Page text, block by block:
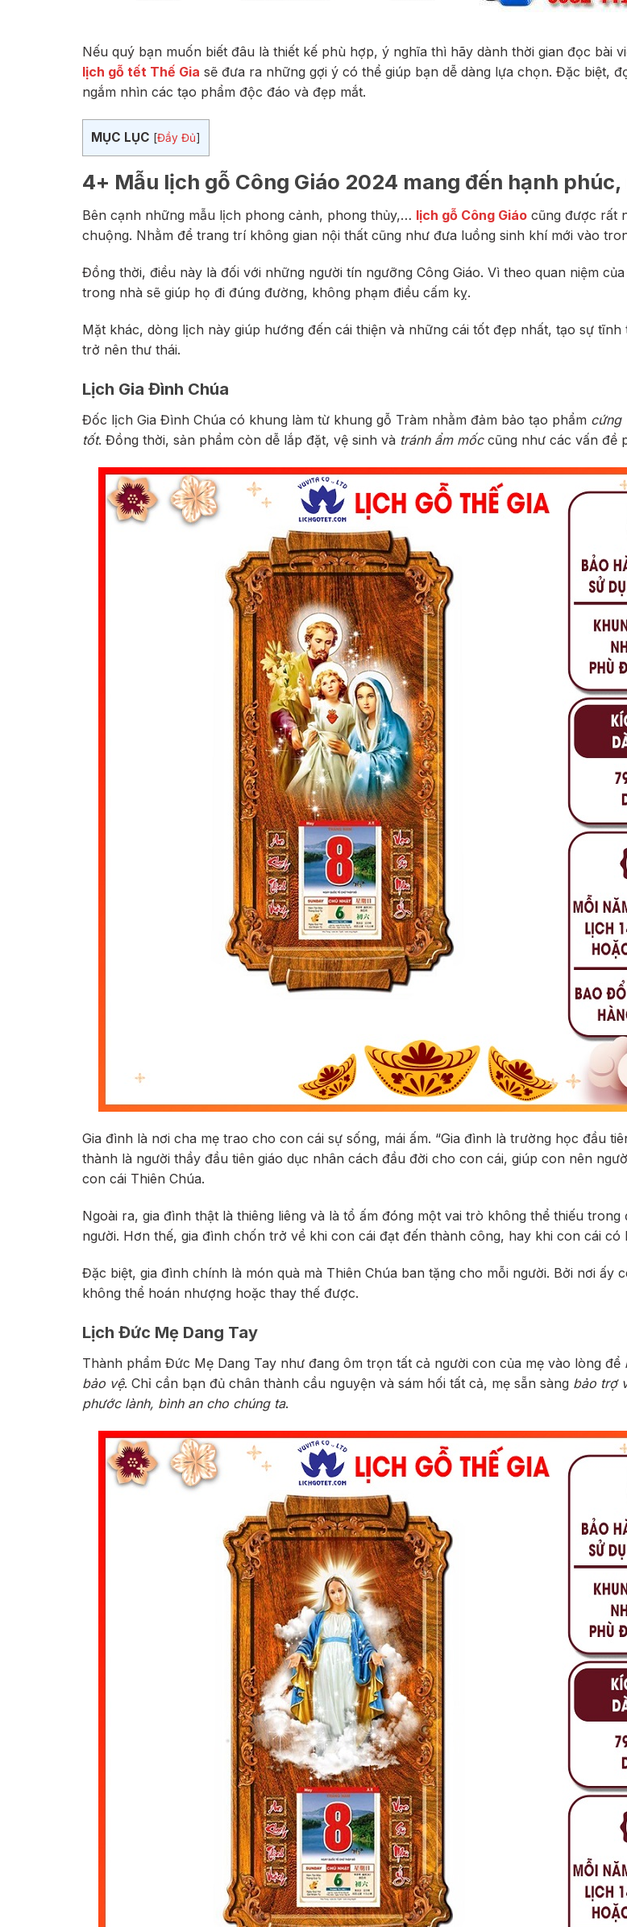
Nếu quý bạn muốn biết đâu là thiết kế phù hợp, ý nghĩa thì hãy dành thời gian đọc bài
lịch gỗ tết Thế Gia sẽ đưa ra những gợi ý có thể giúp bạn dễ dàng lựa chọn. Đặc biệt,
ngắm nhìn các tạo phẩm độc đáo và đẹp mắt.
MỤC LỤC [Đầy Đủ]
4+ Mẫu lịch gỗ Công Giáo 2024 mang đến hạnh phúc,
Bên cạnh những mẫu lịch phong cảnh, phong thủy,… lịch gỗ Công Giáo cũng được rất
chuộng. Nhằm để trang trí không gian nội thất cũng như đưa luồng sinh khí mới vào
Đồng thời, điều này là đối với những người tín ngưỡng Công Giáo. Vì theo quan niệm
trong nhà sẽ giúp họ đi đúng đường, không phạm điều cấm kỵ.
Mặt khác, dòng lịch này giúp hướng đến cái thiện và những cái tốt đẹp nhất, tạo sự tĩnh
trở nên thư thái.
Lịch Gia Đình Chúa
Đốc lịch Gia Đình Chúa có khung làm từ khung gỗ Tràm nhằm đảm bảo tạo phẩm cứng
tốt. Đồng thời, sản phẩm còn dễ lắp đặt, vệ sinh và tránh ẩm mốccũng như các vấn đề
Gia đình là nơi cha mẹ trao cho con cái sự sống, mái ấm. “Gia đình là trường học đầu
thành là người thầy đầu tiên giáo dục nhân cách đầu đời cho con cái, giúp con nên
con cái Thiên Chúa.
Ngoài ra, gia đình thật là thiêng liêng và là tổ ấm đóng một vai trò không thể thiếu trong
người. Hơn thế, gia đình chốn trở về khi con cái đạt đến thành công, hay khi con cái có
Đặc biệt, gia đình chính là món quà mà Thiên Chúa ban tặng cho mỗi người. Bởi nơi ấy
không thể hoán nhượng hoặc thay thế được.
Lịch Đức Mẹ Dang Tay
Thành phẩm Đức Mẹ Dang Tay như đang ôm trọn tất cả người con của mẹ vào lòng để
bảo vệ. Chỉ cần bạn đủ chân thành cầu nguyện và sám hối tất cả, mẹ sẵn sàng bảo trợ
phước lành, bình an cho chúng ta.